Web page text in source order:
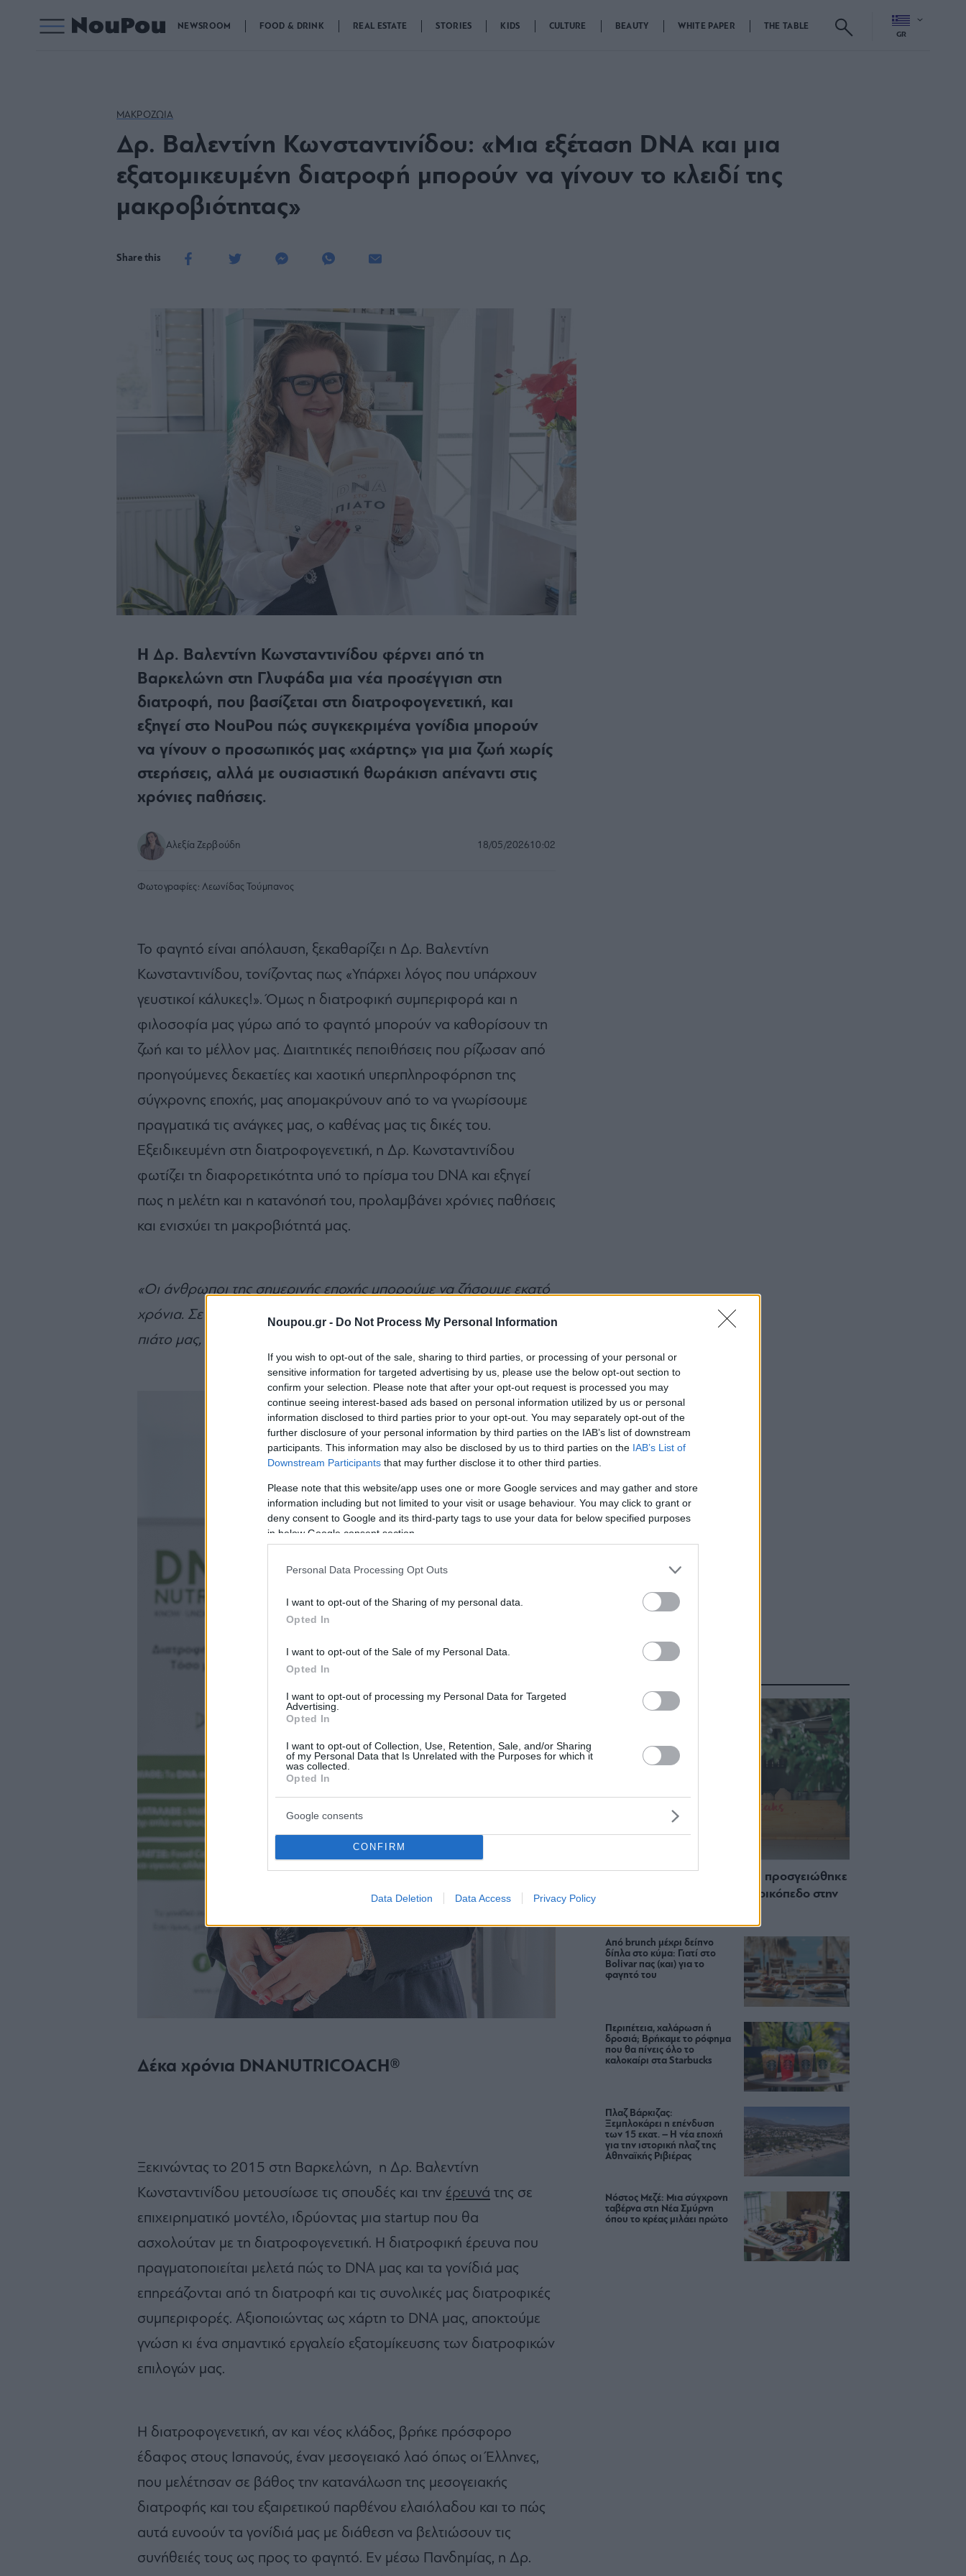
Noupou.gr - Do Not Process My Personal Information
If you wish to opt-out of the sale, sharing to third parties, or processing of your personal or
sensitive information for targeted advertising by us, please use the below opt-out section to
confirm your selection. Please note that after your opt-out request is processed you may
continue seeing interest-based ads based on personal information utilized by us or personal
information disclosed to third parties prior to your opt-out. You may separately opt-out of the
further disclosure of your personal information by third parties on the IAB’s list of downstream
participants. This information may also be disclosed by us to third parties on the IAB’s List of
Downstream Participants that may further disclose it to other third parties.
Please note that this website/app uses one or more Google services and may gather and store
information including but not limited to your visit or usage behaviour. You may click to grant or
deny consent to Google and its third-party tags to use your data for below specified purposes
in below Google consent section.
Personal Data Processing Opt Outs
I want to opt-out of the Sharing of my personal data.
Opted In
I want to opt-out of the Sale of my Personal Data.
Opted In
I want to opt-out of processing my Personal Data for Targeted
Advertising.
Opted In
I want to opt-out of Collection, Use, Retention, Sale, and/or Sharing
of my Personal Data that Is Unrelated with the Purposes for which it
was collected.
Opted In
Google consents
CONFIRM
Data Deletion Data Access Privacy Policy
NEWSROOM FOOD & DRINK REAL ESTATE STORIES KIDS CULTURE BEAUTY WHITE PAPER THE TABLE
GR
ΜΑΚΡΟΖΩΙΑ
Δρ. Βαλεντίνη Κωνσταντινίδου: «Mια εξέταση DNA και μια
εξατομικευμένη διατροφή μπορούν να γίνουν το κλειδί της
μακροβιότητας»
Share this
Η Δρ. Βαλεντίνη Κωνσταντινίδου φέρνει από τη
Βαρκελώνη στη Γλυφάδα μια νέα προσέγγιση στη
διατροφή, που βασίζεται στη διατροφογενετική, και
εξηγεί στο NouPou πώς συγκεκριμένα γονίδια μπορούν
να γίνουν ο προσωπικός μας «χάρτης» για μια ζωή χωρίς
στερήσεις, αλλά με ουσιαστική θωράκιση απέναντι στις
χρόνιες παθήσεις.
Αλεξία Ζερβούδη 18/05/202610:02
Φωτογραφίες: Λεωνίδας Τούμπανος
Το φαγητό είναι απόλαυση, ξεκαθαρίζει η Δρ. Βαλεντίνη
Κωνσταντινίδου, τονίζοντας πως «Υπάρχει λόγος που υπάρχουν
γευστικοί κάλυκες!». Όμως η διατροφική συμπεριφορά και η
φιλοσοφία μας γύρω από το φαγητό μπορούν να καθορίσουν τη
ζωή και το μέλλον μας. Διαιτητικές πεποιθήσεις που ρίζωσαν από
προηγούμενες δεκαετίες και χαοτική υπερπληροφόρηση της
σύγχρονης εποχής, μας απομακρύνουν από το να γνωρίσουμε
πραγματικά τις ανάγκες μας, ο καθένας μας τις δικές του.
Εξειδικευμένη στη διατροφογενετική, η Δρ. Κωνσταντινίδου
φωτίζει τη διαφορετικότητα υπό το πρίσμα του DNA και εξηγεί
πως η μελέτη και η κατανόησή του, προλαμβάνει χρόνιες παθήσεις
και ενισχύει τη μακροβιότητά μας.
«Οι άνθρωποι της σημερινής εποχής μπορούμε να ζήσουμε εκατό
χρόνια. Σε αυτό το ταξίδι, έχει μεγάλη σημασία τι βάζουμε στο
πιάτο μας, πόσο και κάθε πότε».
Δέκα χρόνια DNANUTRICOACH®
Ξεκινώντας το 2015 στη Βαρκελώνη, η Δρ. Βαλεντίνη
Κωνσταντινίδου μετουσίωσε τις σπουδές και την έρευνά της σε
επιχειρηματικό μοντέλο, ιδρύοντας μια startup που θα
ασχολούταν με τη διατροφογενετική. Η διατροφική έρευνα που
πραγματοποιείται μελετά πώς το DNA μας και τα γονίδιά μας
επηρεάζονται από τη διατροφή και τις συνολικές μας διατροφικές
συμπεριφορές. Αξιοποιώντας ως χάρτη το DNA μας, αποκτούμε
γνώση κι ένα σημαντικό εργαλείο εξατομίκευσης των διατροφικών
επιλογών μας.
Η διατροφογενετική, αν και νέος κλάδος, βρήκε πρόσφορο
έδαφος στους Ισπανούς, έναν μεσογειακό λαό όπως οι Έλληνες,
που μελέτησαν σε βάθος την κατανάλωση της μεσογειακής
διατροφής και του εξαιρετικού παρθένου ελαιόλαδου και το πώς
αυτά ευνοούν τα γονίδιά μας με διάθεση να βελτιώσουν τις
συνήθειές τους ως προς το φαγητό. Εν μέσω Πανδημίας, η Δρ.
Staks: Πώς μια cool καντίνα προσγειώθηκε
(και ρίζωσε) σε ένα αθέατο οικόπεδο στην
Από brunch μέχρι δείπνο
δίπλα στο κύμα: Γιατί στο
Bolivar πας (και) για το
φαγητό του
Περιπέτεια, χαλάρωση ή
δροσιά; Βρήκαμε το ρόφημα
που θα πίνεις όλο το
καλοκαίρι στα Starbucks
Πλαζ Βάρκιζας:
Ξεμπλοκάρει η επένδυση
των 15 εκατ. – Η νέα εποχή
για την ιστορική πλαζ της
Αθηναϊκής Ριβιέρας
Νόστος Μεζέ: Μια σύγχρονη
ταβέρνα στη Νέα Σμύρνη
όπου το κρέας μιλάει πρώτο